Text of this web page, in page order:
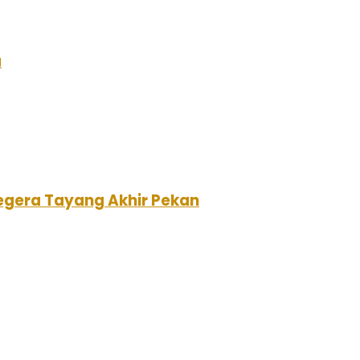
Tayang Akhir Pekan